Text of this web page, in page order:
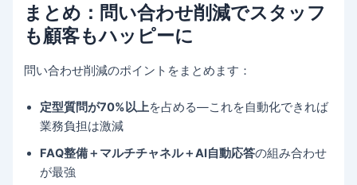
まとめ：問い合わせ削減でスタッフ
も顧客もハッピーに
問い合わせ削減のポイントをまとめます：
定型質問が70%以上を占める—これを自動化できれば
業務負担は激減
FAQ整備＋マルチチャネル＋AI自動応答の組み合わせ
が最強